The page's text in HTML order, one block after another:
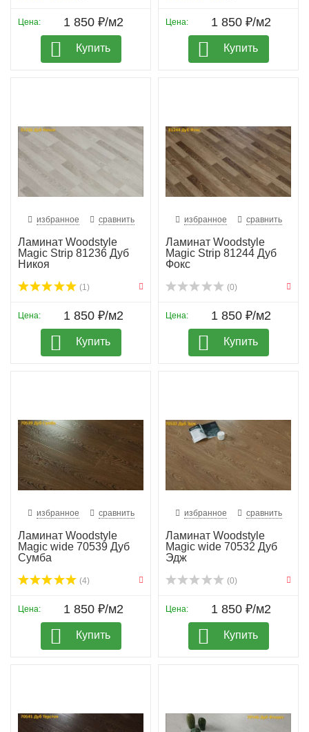
Цена: 1 850 ₽/м2
Купить
Цена: 1 850 ₽/м2
Купить
избранное сравнить
Ламинат Woodstyle
Magic Strip 81236 Дуб
Никоя
(1)
Цена: 1 850 ₽/м2
Купить
избранное сравнить
Ламинат Woodstyle
Magic Strip 81244 Дуб
Фокс
(0)
Цена: 1 850 ₽/м2
Купить
избранное сравнить
Ламинат Woodstyle
Magic wide 70539 Дуб
Сумба
(4)
Цена: 1 850 ₽/м2
Купить
избранное сравнить
Ламинат Woodstyle
Magic wide 70532 Дуб
Эдж
(0)
Цена: 1 850 ₽/м2
Купить